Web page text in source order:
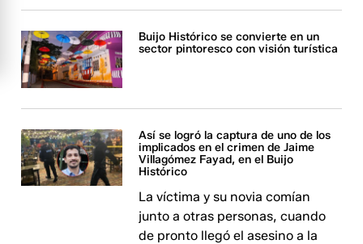
Buijo Histórico se convierte en un
sector pintoresco con visión turística
Así se logró la captura de uno de los
implicados en el crimen de Jaime
Villagómez Fayad, en el Buijo
Histórico
La víctima y su novia comían
junto a otras personas, cuando
de pronto llegó el asesino a la